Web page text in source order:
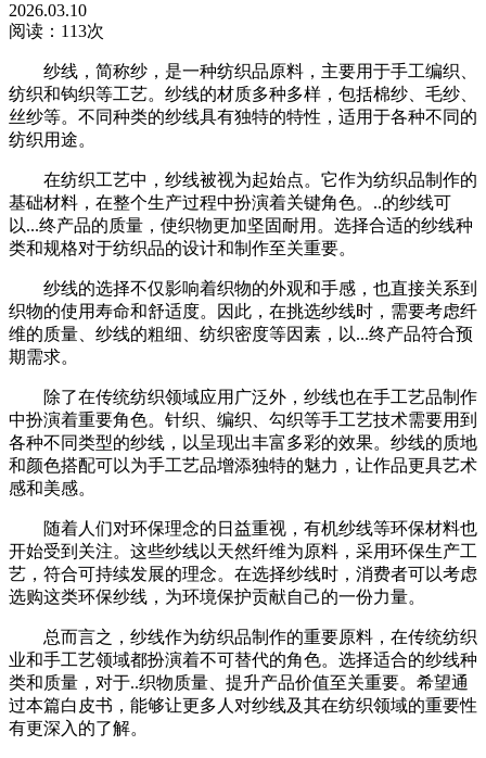
2026.03.10
阅读：113次
纱线，简称纱，是一种纺织品原料，主要用于手工编织、
纺织和钩织等工艺。纱线的材质多种多样，包括棉纱、毛纱、
丝纱等。不同种类的纱线具有独特的特性，适用于各种不同的
纺织用途。
在纺织工艺中，纱线被视为起始点。它作为纺织品制作的
基础材料，在整个生产过程中扮演着关键角色。..的纱线可
以...终产品的质量，使织物更加坚固耐用。选择合适的纱线种
类和规格对于纺织品的设计和制作至关重要。
纱线的选择不仅影响着织物的外观和手感，也直接关系到
织物的使用寿命和舒适度。因此，在挑选纱线时，需要考虑纤
维的质量、纱线的粗细、纺织密度等因素，以...终产品符合预
期需求。
除了在传统纺织领域应用广泛外，纱线也在手工艺品制作
中扮演着重要角色。针织、编织、勾织等手工艺技术需要用到
各种不同类型的纱线，以呈现出丰富多彩的效果。纱线的质地
和颜色搭配可以为手工艺品增添独特的魅力，让作品更具艺术
感和美感。
随着人们对环保理念的日益重视，有机纱线等环保材料也
开始受到关注。这些纱线以天然纤维为原料，采用环保生产工
艺，符合可持续发展的理念。在选择纱线时，消费者可以考虑
选购这类环保纱线，为环境保护贡献自己的一份力量。
总而言之，纱线作为纺织品制作的重要原料，在传统纺织
业和手工艺领域都扮演着不可替代的角色。选择适合的纱线种
类和质量，对于..织物质量、提升产品价值至关重要。希望通
过本篇白皮书，能够让更多人对纱线及其在纺织领域的重要性
有更深入的了解。